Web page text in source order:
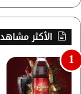
الأكثر